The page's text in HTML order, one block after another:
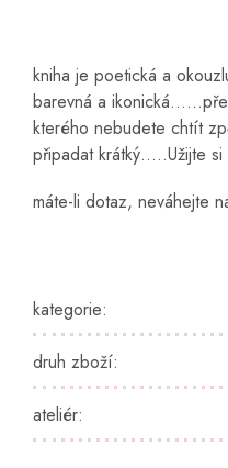
kniha je poetická a
barevná a
kterého nebudete chtít
připadat krátký.....Užijte si
máte-li dotaz, neváhejte
kategorie:
druh zboží:
ateliér: